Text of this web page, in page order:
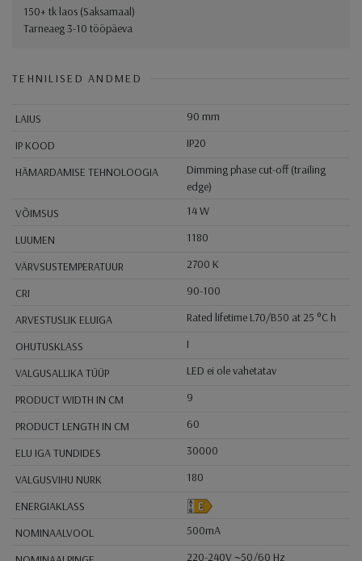
150+ tk laos (Saksamaal)
Tarneaeg 3-10 tööpäeva
TEHNILISED ANDMED
LAIUS
90 mm
IP KOOD
IP20
HÄMARDAMISE TEHNOLOOGIA
Dimming phase cut-off (trailing
edge)
VÕIMSUS
14 W
LUUMEN
1180
VÄRVSUSTEMPERATUUR
2700 K
CRI
90-100
ARVESTUSLIK ELUIGA
Rated lifetime L70/B50 at 25 °C h
OHUTUSKLASS
I
VALGUSALLIKA TÜÜP
LED ei ole vahetatav
PRODUCT WIDTH IN CM
9
PRODUCT LENGTH IN CM
60
ELU IGA TUNDIDES
30000
VALGUSVIHU NURK
180
ENERGIAKLASS
NOMINAALVOOL
500mA
220-240V ~50/60 Hz